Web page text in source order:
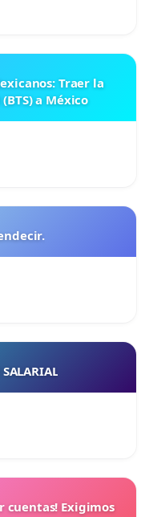
Traer la
a México
SALARIAL
cuentas! Exigimos